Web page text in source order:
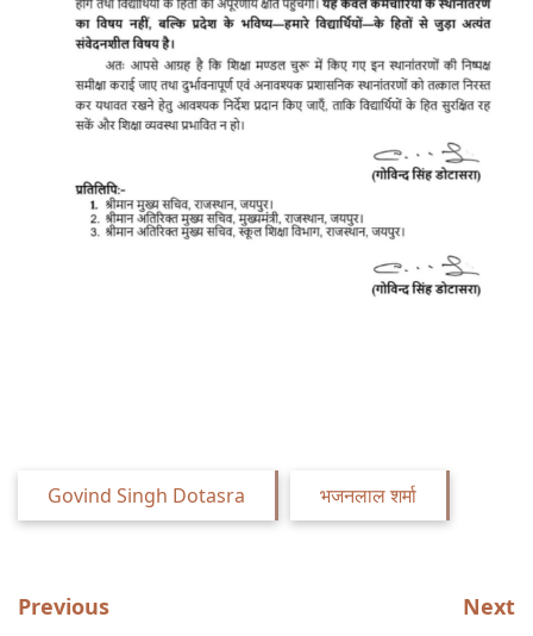
Govind Singh Dotasra भजनलाल शर्मा
Previous Next